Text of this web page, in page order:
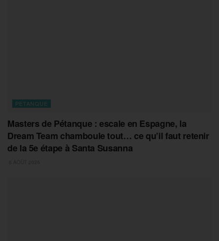
PETANQUE
Masters de Pétanque : escale en Espagne, la
Dream Team chamboule tout… ce qu’il faut retenir
de la 5e étape à Santa Susanna